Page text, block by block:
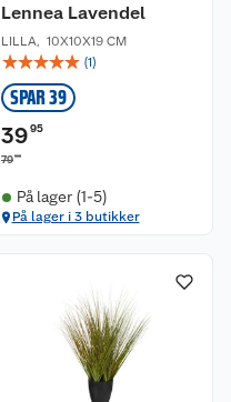
Lennea Lavendel
LILLA, 10X10X19 CM
☆☆☆☆☆ (1)
SPAR 39
3995
7990
På lager (1-5)
På lager i 3 butikker